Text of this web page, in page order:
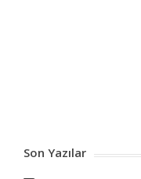
Son Yazılar